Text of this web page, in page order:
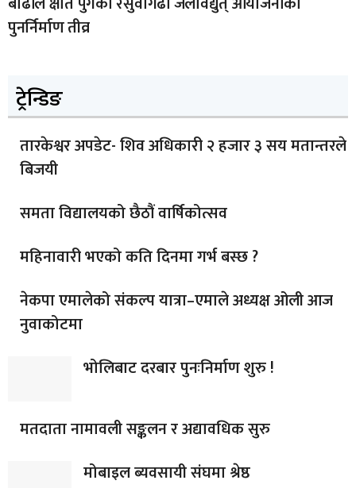
पुनर्निर्माण तीव्र
ट्रेन्डिङ
तारकेश्वर अपडेट- शिव अधिकारी २ हजार ३ सय मतान्तरले
बिजयी
समता विद्यालयको छैठौं वार्षिकोत्सव
महिनावारी भएको कति दिनमा गर्भ बस्छ ?
नेकपा एमालेको संकल्प यात्रा–एमाले अध्यक्ष ओली आज
नुवाकोटमा
भोलिबाट दरबार पुनःनिर्माण शुरु !
मतदाता नामावली सङ्कलन र अद्यावधिक सुरु
मोबाइल ब्यवसायी संघमा श्रेष्ठ